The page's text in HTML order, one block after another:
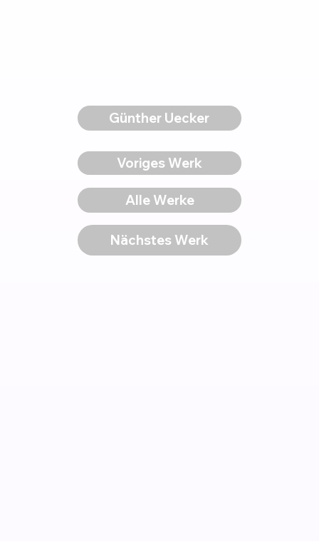
Günther Uecker
Voriges Werk
Alle Werke
Nächstes Werk